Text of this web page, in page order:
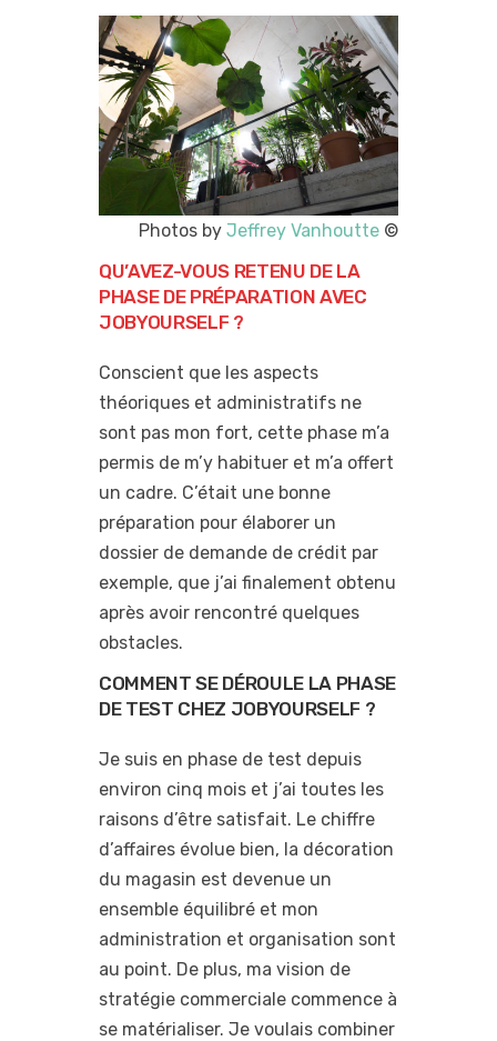
Photos by Jeffrey Vanhoutte ©
QU’AVEZ-VOUS RETENU DE LA
PHASE DE PRÉPARATION AVEC
JOBYOURSELF ?
Conscient que les aspects
théoriques et administratifs ne
sont pas mon fort, cette phase m’a
permis de m’y habituer et m’a offert
un cadre. C’était une bonne
préparation pour élaborer un
dossier de demande de crédit par
exemple, que j’ai finalement obtenu
après avoir rencontré quelques
obstacles.
COMMENT SE DÉROULE LA PHASE
DE TEST CHEZ JOBYOURSELF ?
Je suis en phase de test depuis
environ cinq mois et j’ai toutes les
raisons d’être satisfait. Le chiffre
d’affaires évolue bien, la décoration
du magasin est devenue un
ensemble équilibré et mon
administration et organisation sont
au point. De plus, ma vision de
stratégie commerciale commence à
se matérialiser. Je voulais combiner